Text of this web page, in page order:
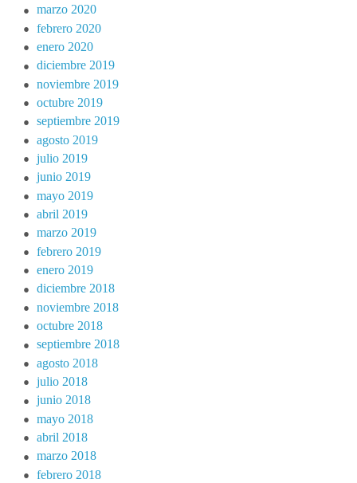
marzo 2020
febrero 2020
enero 2020
diciembre 2019
noviembre 2019
octubre 2019
septiembre 2019
agosto 2019
julio 2019
junio 2019
mayo 2019
abril 2019
marzo 2019
febrero 2019
enero 2019
diciembre 2018
noviembre 2018
octubre 2018
septiembre 2018
agosto 2018
julio 2018
junio 2018
mayo 2018
abril 2018
marzo 2018
febrero 2018